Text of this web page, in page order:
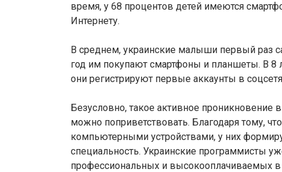
время, у 68 процентов детей имеются
Интернету.
В среднем, украинские малыши первый раз
год им покупают смартфоны и планшеты. В 8
они регистрируют первые аккаунты в
Безусловно, такое активное
можно поприветствовать. Благодаря тому,
компьютерными устройствами, у них
специальность. Украинские программисты
профессиональных и высокооплачиваемых